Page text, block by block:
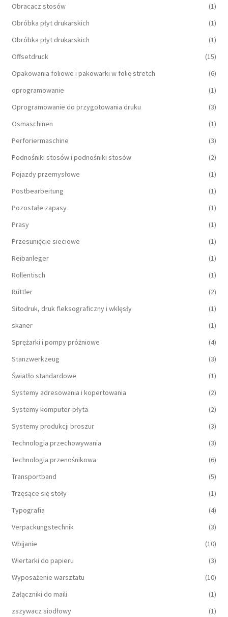
Obracacz stosów
(1)
Obróbka płyt drukarskich
(1)
Obróbka płyt drukarskich
(1)
Offsetdruck
(15)
Opakowania foliowe i pakowarki w folię stretch
(6)
oprogramowanie
(1)
Oprogramowanie do przygotowania druku
(3)
Osmaschinen
(1)
Perforiermaschine
(3)
Podnośniki stosów i podnośniki stosów
(2)
Pojazdy przemysłowe
(1)
Postbearbeitung
(1)
Pozostałe zapasy
(1)
Prasy
(1)
Przesunięcie sieciowe
(1)
Reibanleger
(1)
Rollentisch
(1)
Rüttler
(2)
Sitodruk, druk fleksograficzny i wklęsły
(1)
skaner
(1)
Sprężarki i pompy próżniowe
(4)
Stanzwerkzeug
(3)
Światło standardowe
(1)
Systemy adresowania i kopertowania
(2)
Systemy komputer-płyta
(2)
Systemy produkcji broszur
(3)
Technologia przechowywania
(3)
Technologia przenośnikowa
(6)
Transportband
(5)
Trzęsące się stoły
(1)
Typografia
(4)
Verpackungstechnik
(3)
Wbijanie
(10)
Wiertarki do papieru
(3)
Wyposażenie warsztatu
(10)
Załączniki do maili
(1)
zszywacz siodłowy
(1)